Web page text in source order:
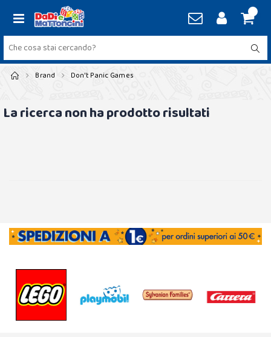
Brand Don't Panic Games
La ricerca non ha prodotto risultati